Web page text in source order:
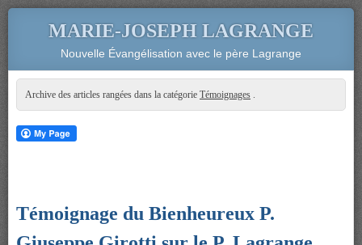
MARIE-JOSEPH LAGRANGE
Nouvelle Évangélisation avec le père Lagrange
Archive des articles rangées dans la catégorie Témoignages .
Témoignage du Bienheureux P.